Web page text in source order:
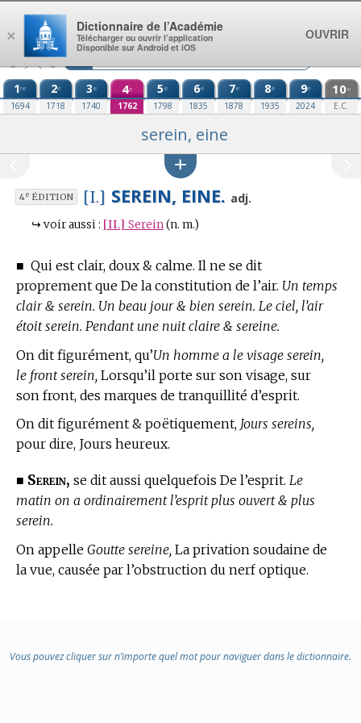
Aller au contenu
1re
1694
2e
1718
3e
1740
4e
1762
5e
1798
6e
1835
7e
1878
8e
1935
9e
2024
10e
E.C.
serein, eine
4eÉDITION [I.] SEREIN, EINE. adj.
↪ voir aussi : [II.] Serein (n. m.)
■ Qui est clair, doux & calme. Il ne se dit
proprement que De la constitution de l’air. Un temps
clair & serein. Un beau jour & bien serein. Le ciel, l’air
étoit serein. Pendant une nuit claire & sereine.
On dit figurément, qu’Un homme a le visage serein,
le front serein, Lorsqu’il porte sur son visage, sur
son front, des marques de tranquillité d’esprit.
On dit figurément & poëtiquement, Jours sereins,
pour dire, Jours heureux.
■ Serein, se dit aussi quelquefois De l’esprit. Le
matin on a ordinairement l’esprit plus ouvert & plus
serein.
On appelle Goutte sereine, La privation soudaine de
la vue, causée par l’obstruction du nerf optique.
Vous pouvez cliquer sur n’importe quel mot pour naviguer dans le dictionnaire.
×
Dictionnaire de l’Académie
Télécharger ou ouvrir l’application
Disponible sur Android et iOS
OUVRIR